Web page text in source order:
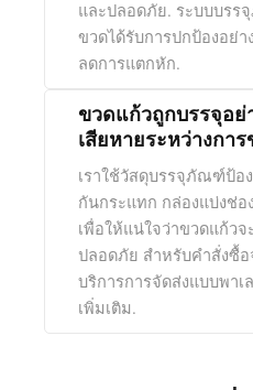
และปลอดภัย. ระบบบรร
ขวดได้รับการปกป้องอย่า
ลดการแตกหัก.
ขวดแก้วถูกบรรจุอย่
เสียหายระหว่างกา
เราใช้วัสดุบรรจุภัณฑ์ป้อ
กันกระแทก กล่องแบ่งช่อ
เพื่อให้แน่ใจว่าขวดแก้ว
ปลอดภัย สำหรับคำสั่งซื้อ
บริการการจัดส่งแบบพา
เพิ่มเติม.